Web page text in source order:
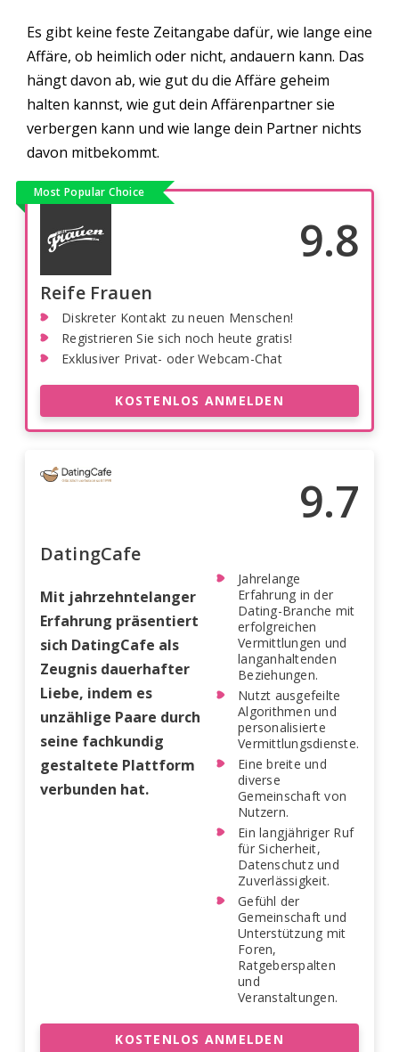
Es gibt keine feste Zeitangabe dafür, wie lange eine
Affäre, ob heimlich oder nicht, andauern kann. Das
hängt davon ab, wie gut du die Affäre geheim
halten kannst, wie gut dein Affärenpartner sie
verbergen kann und wie lange dein Partner nichts
davon mitbekommt.
Most Popular Choice
9.8
Reife Frauen
Diskreter Kontakt zu neuen Menschen!
Registrieren Sie sich noch heute gratis!
Exklusiver Privat- oder Webcam-Chat
KOSTENLOS ANMELDEN
9.7
DatingCafe
Mit jahrzehntelanger
Erfahrung präsentiert
sich DatingCafe als
Zeugnis dauerhafter
Liebe, indem es
unzählige Paare durch
seine fachkundig
gestaltete Plattform
verbunden hat.
Jahrelange
Erfahrung in der
Dating-Branche mit
erfolgreichen
Vermittlungen und
langanhaltenden
Beziehungen.
Nutzt ausgefeilte
Algorithmen und
personalisierte
Vermittlungsdienste.
Eine breite und
diverse
Gemeinschaft von
Nutzern.
Ein langjähriger Ruf
für Sicherheit,
Datenschutz und
Zuverlässigkeit.
Gefühl der
Gemeinschaft und
Unterstützung mit
Foren,
Ratgeberspalten
und
Veranstaltungen.
KOSTENLOS ANMELDEN